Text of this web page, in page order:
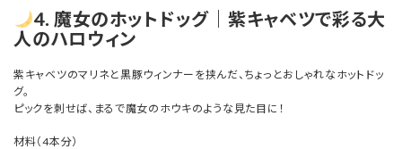
4. 魔女のホットドッグ｜紫キャベツで彩る大
人のハロウィン
紫キャベツのマリネと黒豚ウィンナーを挟んだ、ちょっとおしゃれなホットドッ
グ。
ピックを刺せば、まるで魔女のホウキのような見た目に！
材料（4本分）